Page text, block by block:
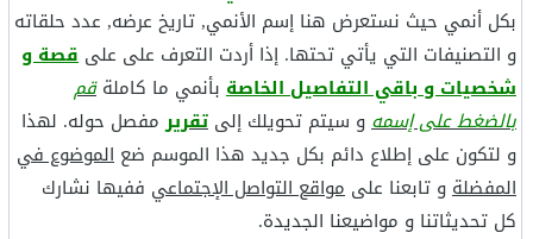
بكل أنمي حيث نستعرض هنا إسم الأنمي, تاريخ عرضه, عدد حلقاته
و التصنيفات التي يأتي تحتها. إذا أردت التعرف على على قصة و
شخصيات و باقي التفاصيل الخاصة بأنمي ما كاملةقم
بالضغط على إسمهو سيتم تحويلك إلى تقريرمفصل حوله. لهذا
و لتكون على إطلاع دائم بكل جديد هذا الموسم ضع الموضوع في
المفضلةو تابعنا على مواقع التواصل الإجتماعي ففيها نشارك
كل تحديثاتنا و مواضيعنا الجديدة.